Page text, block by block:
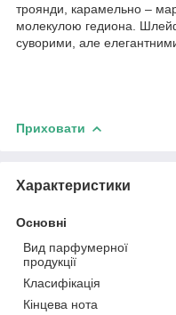
троянди, карамельно –
молекулою гедиона.
суворими, але
Приховати
Характеристики
Основні
Вид парфумерної
продукції
Класифікація
Кінцева нота